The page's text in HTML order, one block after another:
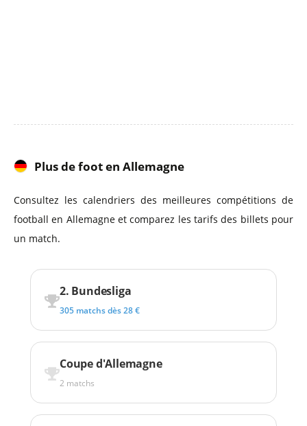
Plus de foot en Allemagne
Consultez les calendriers des meilleures compétitions de
football en Allemagne et comparez les tarifs des billets pour
un match.
2. Bundesliga
305 matchs dès 28 €
Coupe d'Allemagne
2 matchs